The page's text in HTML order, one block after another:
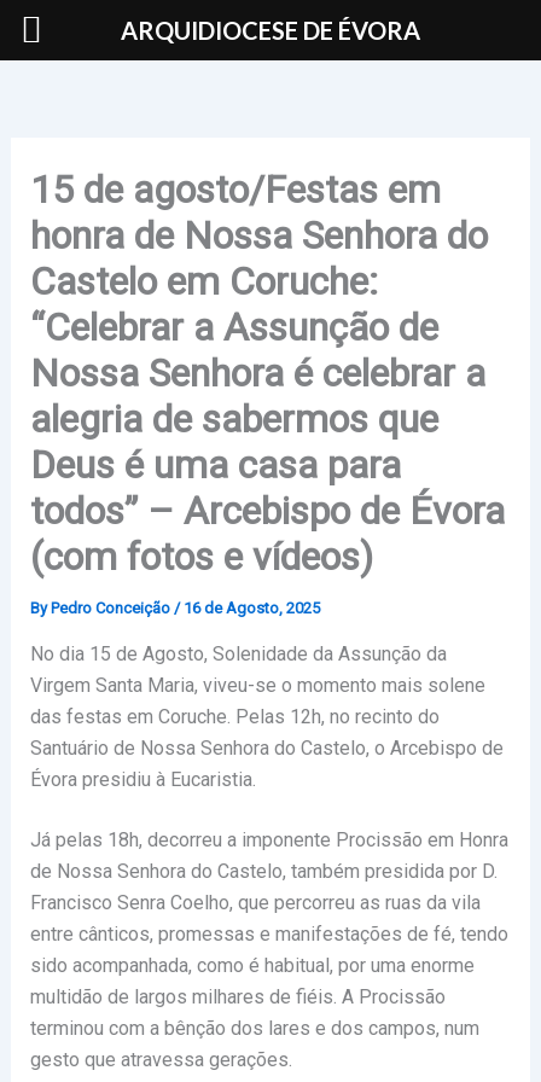
Skip
15 de agosto/Festas em
honra de Nossa Senhora do
Castelo em Coruche:
“Celebrar a Assunção de
Nossa Senhora é celebrar a
alegria de sabermos que
Deus é uma casa para
todos” – Arcebispo de Évora
(com fotos e vídeos)
By Pedro Conceição / 16 de Agosto, 2025
No dia 15 de Agosto, Solenidade da Assunção da
Virgem Santa Maria, viveu-se o momento mais solene
das festas em Coruche. Pelas 12h, no recinto do
Santuário de Nossa Senhora do Castelo, o Arcebispo de
Évora presidiu à Eucaristia.
Já pelas 18h, decorreu a imponente Procissão em Honra
de Nossa Senhora do Castelo, também presidida por D.
Francisco Senra Coelho, que percorreu as ruas da vila
entre cânticos, promessas e manifestações de fé, tendo
sido acompanhada, como é habitual, por uma enorme
multidão de largos milhares de fiéis. A Procissão
terminou com a bênção dos lares e dos campos, num
gesto que atravessa gerações.
ARQUIDIOCESE DE ÉVORA